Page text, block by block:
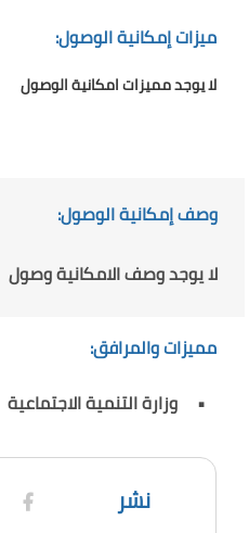
ميزات إمكانية الوصول:
لا يوجد مميزات امكانية الوصول
وصف إمكانية الوصول:
لا يوجد وصف الامكانية وصول
مميزات والمرافق:
وزارة التنمية الاجتماعية
نشر